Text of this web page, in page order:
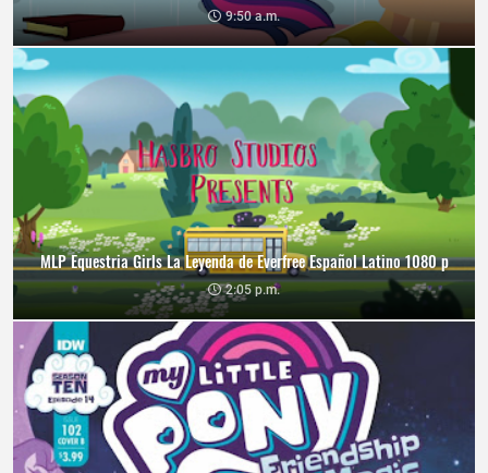
9:50 a.m.
MLP Equestria Girls La Leyenda de Everfree Español Latino 1080 p
2:05 p.m.